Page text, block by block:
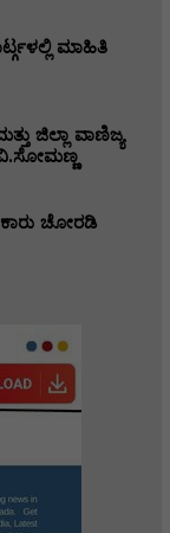
ಮಾಹಿತಿ
ಜಿಲ್ಲಾ ವಾಣಿಜ್ಯ
ಚೋರಡಿ